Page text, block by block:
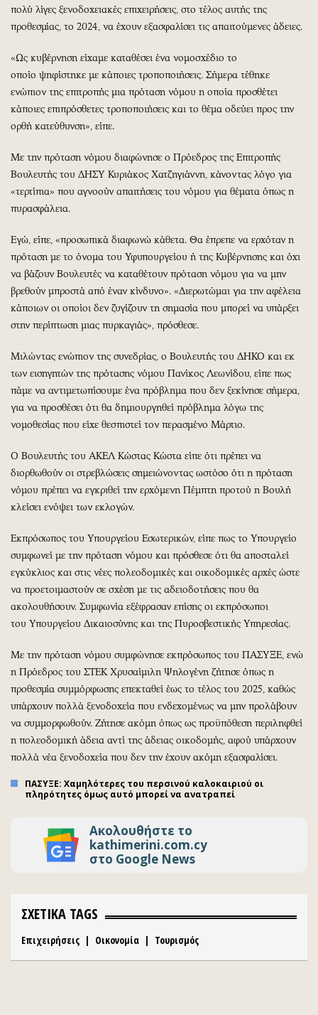
πολύ λίγες ξενοδοχειακές επιχειρήσεις, στο τέλος αυτής της
προθεσμίας, το 2024, να έχουν εξασφαλίσει τις απαιτούμενες άδειες.
«Ως κυβέρνηση είχαμε καταθέσει ένα νομοσχέδιο το
οποίο ψηφίστηκε με κάποιες τροποποιήσεις. Σήμερα τέθηκε
ενώπιον της επιτροπής μια πρόταση νόμου η οποία προσθέτει
κάποιες επιπρόσθετες τροποποιήσεις και το θέμα οδεύει προς την
ορθή κατεύθυνση», είπε.
Με την πρόταση νόμου διαφώνησε ο Πρόεδρος της Επιτροπής
Βουλευτής του ΔΗΣΥ Κυριάκος Χατζηγιάννη, κάνοντας λόγο για
«τερτίπια» που αγνοούν απαιτήσεις του νόμου για θέματα όπως η
πυρασφάλεια.
Εγώ, είπε, «προσωπικά διαφωνώ κάθετα. Θα έπρεπε να ερχόταν η
πρόταση με το όνομα του Υφυπουργείου ή της Κυβέρνησης και όχι
να βάζουν Βουλευτές να καταθέτουν πρόταση νόμου για να μην
βρεθούν μπροστά από έναν κίνδυνο». «Διερωτώμαι για την αφέλεια
κάποιων οι οποίοι δεν ζυγίζουν τη σημασία που μπορεί να υπάρξει
στην περίπτωση μιας πυρκαγιάς», πρόσθεσε.
Μιλώντας ενώπιον της συνεδρίας, ο Βουλευτής του ΔΗΚΟ και εκ
των εισηγητών της πρότασης νόμου Πανίκος Λεωνίδου, είπε πως
πάμε να αντιμετωπίσουμε ένα πρόβλημα που δεν ξεκίνησε σήμερα,
για να προσθέσει ότι θα δημιουργηθεί πρόβλημα λόγω της
νομοθεσίας που είχε θεσπιστεί τον περασμένο Μάρτιο.
Ο Βουλευτής του ΑΚΕΛ Κώστας Κώστα είπε ότι πρέπει να
διορθωθούν οι στρεβλώσεις σημειώνοντας ωστόσο ότι η πρόταση
νόμου πρέπει να εγκριθεί την ερχόμενη Πέμπτη προτού η Βουλή
κλείσει ενόψει των εκλογών.
Εκπρόσωπος του Υπουργείου Εσωτερικών, είπε πως το Υπουργείο
συμφωνεί με την πρόταση νόμου και πρόσθεσε ότι θα αποσταλεί
εγκύκλιος και στις νέες πολεοδομικές και οικοδομικές αρχές ώστε
να προετοιμαστούν σε σχέση με τις αδειοδοτήσεις που θα
ακολουθήσουν. Συμφωνία εξέφρασαν επίσης οι εκπρόσωποι
του Υπουργείου Δικαιοσύνης και της Πυροσβεστικής Υπηρεσίας.
Με την πρόταση νόμου συμφώνησε εκπρόσωπος του ΠΑΣΥΞΕ, ενώ
η Πρόεδρος του ΣΤΕΚ Χρυσαίμιλη Ψηλογένη ζήτησε όπως η
προθεσμία συμμόρφωσης επεκταθεί έως το τέλος του 2025, καθώς
υπάρχουν πολλά ξενοδοχεία που ενδεχομένως να μην προλάβουν
να συμμορφωθούν. Ζήτησε ακόμη όπως ως προϋπόθεση περιληφθεί
η πολεοδομική άδεια αντί της άδειας οικοδομής, αφού υπάρχουν
πολλά νέα ξενοδοχεία που δεν την έχουν ακόμη εξασφαλίσει.
ΠΑΣΥΞΕ: Χαμηλότερες του περσινού καλοκαιριού οι
πληρότητες όμως αυτό μπορεί να ανατραπεί
Ακολουθήστε το
kathimerini.com.cy
στο Google News
ΣΧΕΤΙΚΑ TAGS
Επιχειρήσεις | Οικονομία | Τουρισμός